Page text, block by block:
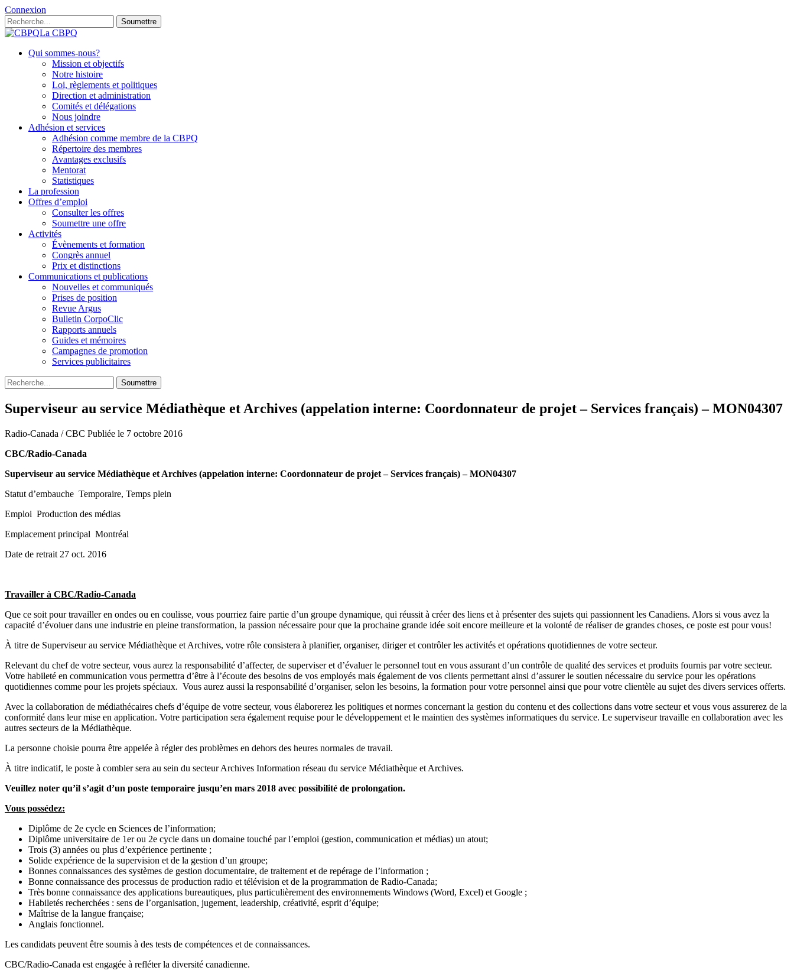
Connexion
Soumettre
La CBPQ
Qui sommes-nous?
Mission et objectifs
Notre histoire
Loi, règlements et politiques
Direction et administration
Comités et délégations
Nous joindre
Adhésion et services
Adhésion comme membre de la CBPQ
Répertoire des membres
Avantages exclusifs
Mentorat
Statistiques
La profession
Offres d’emploi
Consulter les offres
Soumettre une offre
Activités
Évènements et formation
Congrès annuel
Prix et distinctions
Communications et publications
Nouvelles et communiqués
Prises de position
Revue Argus
Bulletin CorpoClic
Rapports annuels
Guides et mémoires
Campagnes de promotion
Services publicitaires
Soumettre
Superviseur au service Médiathèque et Archives (appelation interne: Coordonnateur de projet – Services français) – MON04307
Radio-Canada / CBC Publiée le 7 octobre 2016
CBC/Radio-Canada
Superviseur au service Médiathèque et Archives (appelation interne: Coordonnateur de projet – Services français) – MON04307
Statut d’embauche Temporaire, Temps plein
Emploi Production des médias
Emplacement principal Montréal
Date de retrait 27 oct. 2016
Travailler à CBC/Radio-Canada
Que ce soit pour travailler en ondes ou en coulisse, vous pourriez faire partie d’un groupe dynamique, qui réussit à créer des liens et à présenter des sujets qui passionnent les Canadiens. Alors si vous avez la
capacité d’évoluer dans une industrie en pleine transformation, la passion nécessaire pour que la prochaine grande idée soit encore meilleure et la volonté de réaliser de grandes choses, ce poste est pour vous!
À titre de Superviseur au service Médiathèque et Archives, votre rôle consistera à planifier, organiser, diriger et contrôler les activités et opérations quotidiennes de votre secteur.
Relevant du chef de votre secteur, vous aurez la responsabilité d’affecter, de superviser et d’évaluer le personnel tout en vous assurant d’un contrôle de qualité des services et produits fournis par votre secteur.
Votre habileté en communication vous permettra d’être à l’écoute des besoins de vos employés mais également de vos clients permettant ainsi d’assurer le soutien nécessaire du service pour les opérations
quotidiennes comme pour les projets spéciaux. Vous aurez aussi la responsabilité d’organiser, selon les besoins, la formation pour votre personnel ainsi que pour votre clientèle au sujet des divers services offerts.
Avec la collaboration de médiathécaires chefs d’équipe de votre secteur, vous élaborerez les politiques et normes concernant la gestion du contenu et des collections dans votre secteur et vous vous assurerez de la
conformité dans leur mise en application. Votre participation sera également requise pour le développement et le maintien des systèmes informatiques du service. Le superviseur travaille en collaboration avec les
autres secteurs de la Médiathèque.
La personne choisie pourra être appelée à régler des problèmes en dehors des heures normales de travail.
À titre indicatif, le poste à combler sera au sein du secteur Archives Information réseau du service Médiathèque et Archives.
Veuillez noter qu’il s’agit d’un poste temporaire jusqu’en mars 2018 avec possibilité de prolongation.
Vous possédez:
Diplôme de 2e cycle en Sciences de l’information;
Diplôme universitaire de 1er ou 2e cycle dans un domaine touché par l’emploi (gestion, communication et médias) un atout;
Trois (3) années ou plus d’expérience pertinente ;
Solide expérience de la supervision et de la gestion d’un groupe;
Bonnes connaissances des systèmes de gestion documentaire, de traitement et de repérage de l’information ;
Bonne connaissance des processus de production radio et télévision et de la programmation de Radio-Canada;
Très bonne connaissance des applications bureautiques, plus particulièrement des environnements Windows (Word, Excel) et Google ;
Habiletés recherchées : sens de l’organisation, jugement, leadership, créativité, esprit d’équipe;
Maîtrise de la langue française;
Anglais fonctionnel.
Les candidats peuvent être soumis à des tests de compétences et de connaissances.
CBC/Radio-Canada est engagée à refléter la diversité canadienne.